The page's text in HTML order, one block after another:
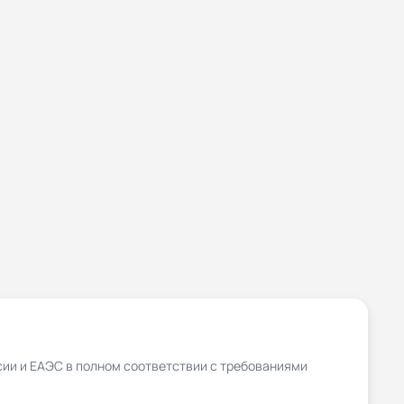
и ЕАЭС в полном соответствии с требованиями